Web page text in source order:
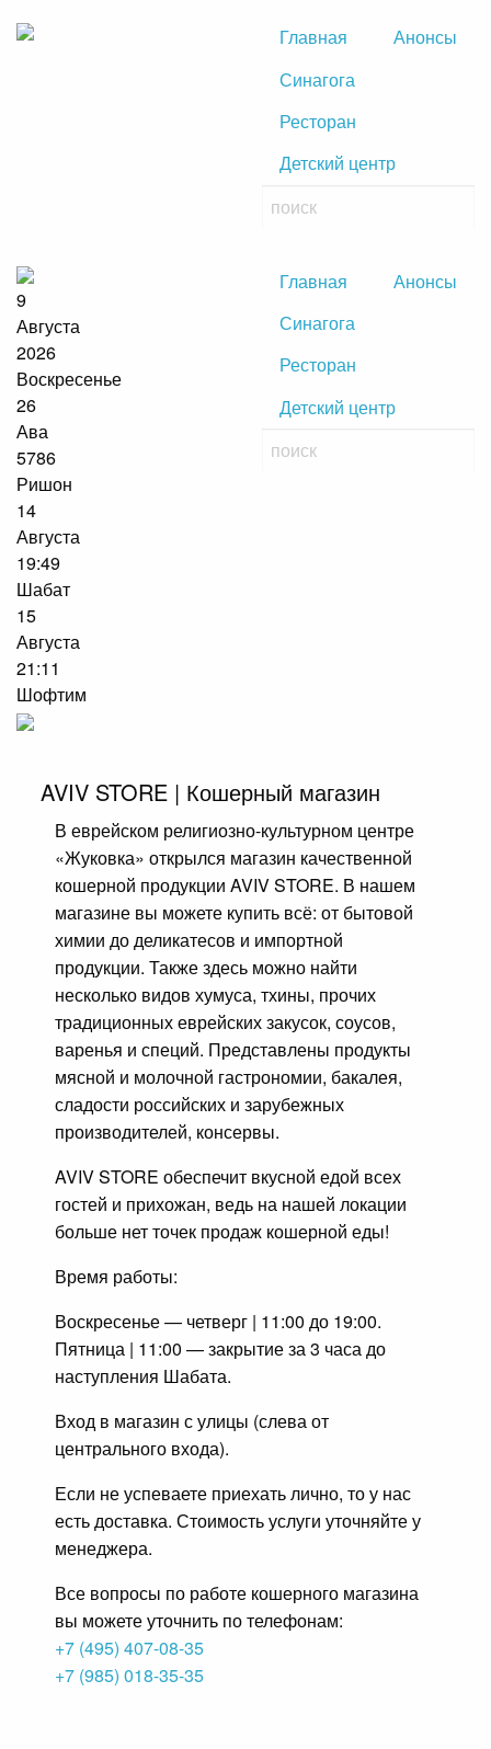
Главная
Анонсы
Синагога
Ресторан
Детский центр
9
Августа
2026
Воскресенье
26
Ава
5786
Ришон
14
Августа
19:49
Шабат
15
Августа
21:11
Шофтим
Главная
Анонсы
Синагога
Ресторан
Детский центр
AVIV STORE | Кошерный магазин
В еврейском религиозно-культурном центре
«Жуковка» открылся магазин качественной
кошерной продукции AVIV STORE. В нашем
магазине вы можете купить всё: от бытовой
химии до деликатесов и импортной
продукции. Также здесь можно найти
несколько видов хумуса, тхины, прочих
традиционных еврейских закусок, соусов,
варенья и специй. Представлены продукты
мясной и молочной гастрономии, бакалея,
сладости российских и зарубежных
производителей, консервы.
AVIV STORE обеспечит вкусной едой всех
гостей и прихожан, ведь на нашей локации
больше нет точек продаж кошерной еды!
Время работы:
Воскресенье — четверг | 11:00 до 19:00.
Пятница | 11:00 — закрытие за 3 часа до
наступления Шабата.
Вход в магазин с улицы (слева от
центрального входа).
Если не успеваете приехать лично, то у нас
есть доставка. Стоимость услуги уточняйте у
менеджера.
Все вопросы по работе кошерного магазина
вы можете уточнить по телефонам:
+7 (495) 407-08-35
+7 (985) 018-35-35